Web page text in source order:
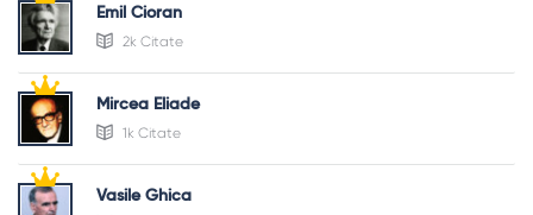
Emil Cioran
2k Citate
Mircea Eliade
1k Citate
Vasile Ghica